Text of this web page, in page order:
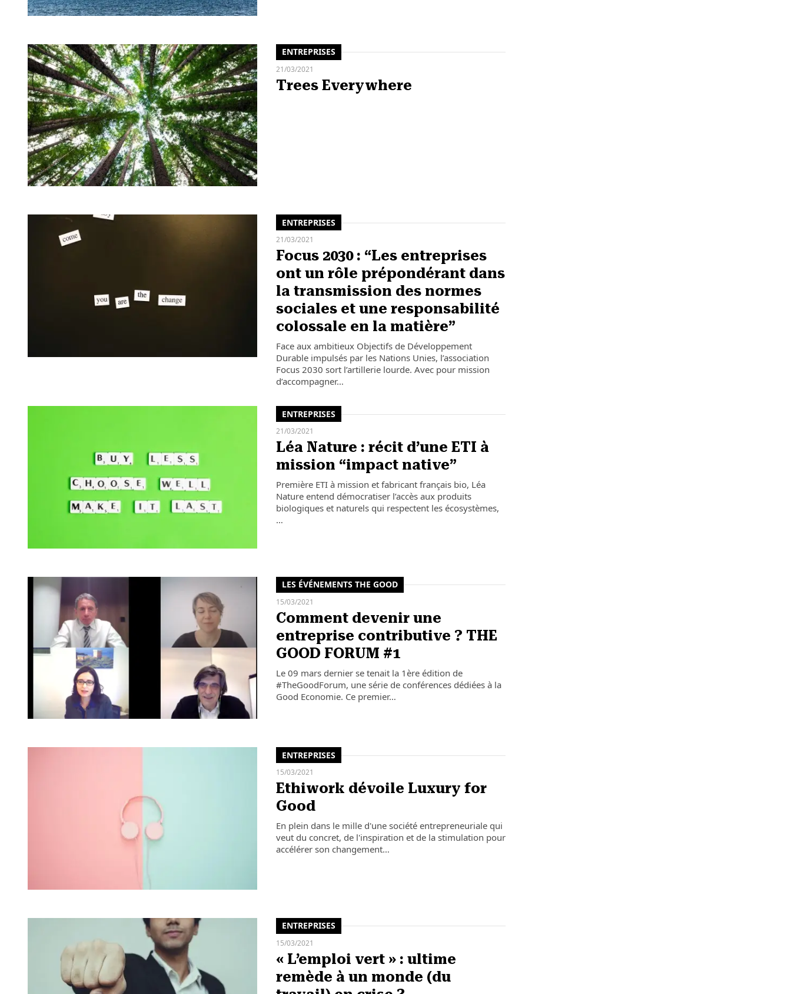
ENTREPRISES
21/03/2021
Trees Everywhere
ENTREPRISES
21/03/2021
Focus 2030 : “Les entreprises
ont un rôle prépondérant dans
la transmission des normes
sociales et une responsabilité
colossale en la matière”
Face aux ambitieux Objectifs de Développement
Durable impulsés par les Nations Unies, l’association
Focus 2030 sort l’artillerie lourde. Avec pour mission
d’accompagner…
ENTREPRISES
21/03/2021
Léa Nature : récit d’une ETI à
mission “impact native”
Première ETI à mission et fabricant français bio, Léa
Nature entend démocratiser l’accès aux produits
biologiques et naturels qui respectent les écosystèmes,
…
LES ÉVÉNEMENTS THE GOOD
15/03/2021
Comment devenir une
entreprise contributive ? THE
GOOD FORUM #1
Le 09 mars dernier se tenait la 1ère édition de
#TheGoodForum, une série de conférences dédiées à la
Good Economie. Ce premier…
ENTREPRISES
15/03/2021
Ethiwork dévoile Luxury for
Good
En plein dans le mille d'une société entrepreneuriale qui
veut du concret, de l'inspiration et de la stimulation pour
accélérer son changement…
ENTREPRISES
15/03/2021
« L’emploi vert » : ultime
remède à un monde (du